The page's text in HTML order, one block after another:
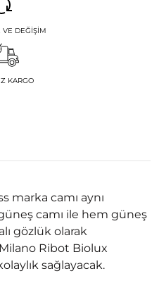
VE DEĞIŞIM
KARGO
marka camı aynı
camı ile hem güneş
gözlük olarak
Ribot Biolux
sağlayacak.